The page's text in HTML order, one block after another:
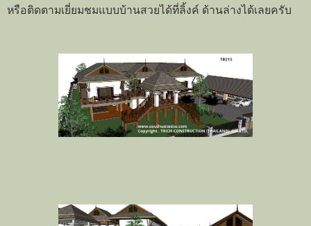
หรือติดตามเยี่ยมชมแบบบ้านสวยได้ที่ลิ้งค์ ด้านล่างได้เลยครับ